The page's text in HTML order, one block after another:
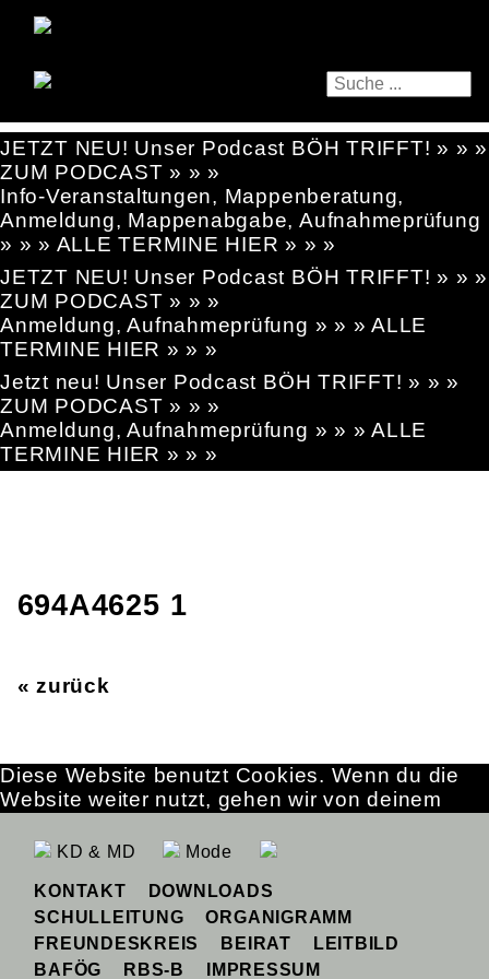
JETZT NEU! Unser Podcast BÖH TRIFFT! » » »
ZUM PODCAST » » »
Info-Veranstaltungen, Mappenberatung,
Anmeldung, Mappenabgabe, Aufnahmeprüfung
» » » ALLE TERMINE HIER » » »
JETZT NEU! Unser Podcast BÖH TRIFFT! » » »
ZUM PODCAST » » »
Anmeldung, Aufnahmeprüfung » » » ALLE
TERMINE HIER » » »
Jetzt neu! Unser Podcast BÖH TRIFFT! » » »
ZUM PODCAST » » »
Anmeldung, Aufnahmeprüfung » » » ALLE
TERMINE HIER » » »
694A4625 1
« zurück
KD & MD Mode
KONTAKT
DOWNLOADS
SCHULLEITUNG
ORGANIGRAMM
FREUNDESKREIS
BEIRAT
LEITBILD
BAFÖG
RBS-B IMPRESSUM
Diese Website benutzt Cookies. Wenn du die
Website weiter nutzt, gehen wir von deinem